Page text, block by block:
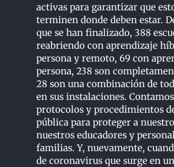
activas para garantizar que
terminen donde deben estar.
que se han finalizado, 388
reabriendo con aprendizaje
persona y remoto, 69 con
persona, 238 son
28 son una combinación de
en sus instalaciones.
protocolos y procedimientos
pública para proteger a
nuestros educadores y
familias. Y, nuevamente,
de coronavirus que surge en